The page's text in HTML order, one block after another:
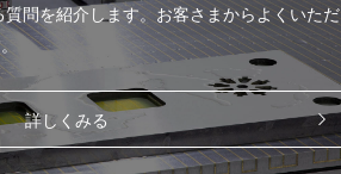
問を紹介します。お客さまからよくいただ
詳しくみる